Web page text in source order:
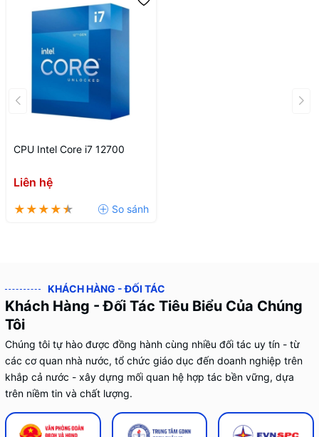
CPU Intel Core i7 12700
Liên hệ
KHÁCH HÀNG - ĐỐI TÁC
Khách Hàng - Đối Tác Tiêu Biểu Của Chúng
Tôi
Chúng tôi tự hào được đồng hành cùng nhiều đối tác uy tín - từ
các cơ quan nhà nước, tổ chức giáo dục đến doanh nghiệp trên
khắp cả nước - xây dựng mối quan hệ hợp tác bền vững, dựa
trên niềm tin và chất lượng.